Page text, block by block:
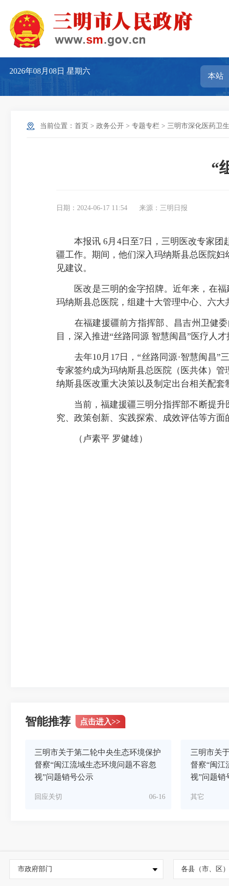
2026年08月08日星期六
当前位置： 首页 > 政务公开 > 专题专栏 > 三明市深化医药卫
“
日期：2024-06-17 11:54 来源：三明日报
本报讯 6月4日至7日，三明医改专家团
疆工作。期间，他们深入玛纳斯县总医院
见建议。
医改是三明的金字招牌。近年来，在福
玛纳斯县总医院，组建十大管理中心、六大
在福建援疆前方指挥部、昌吉州卫健委
目，深入推进“丝路同源 智慧闽昌”医疗人
去年10月17日，“丝路同源·智慧闽昌”
专家签约成为玛纳斯县总医院（医共体）
纳斯县医改重大决策以及制定出台相关配套
当前，福建援疆三明分指挥部不断提升
究、政策创新、实践探索、成效评估等方面
（卢素平 罗健雄）
智能推荐 点击进入>>
三明市关于第二轮中央生态环境保护
督察“闽江流域生态环境问题不容忽
视”问题销号公示
06-16
回应关切
三明市关
督察“闽江
视”问题销
其它
市政府部门 各县（市、区）